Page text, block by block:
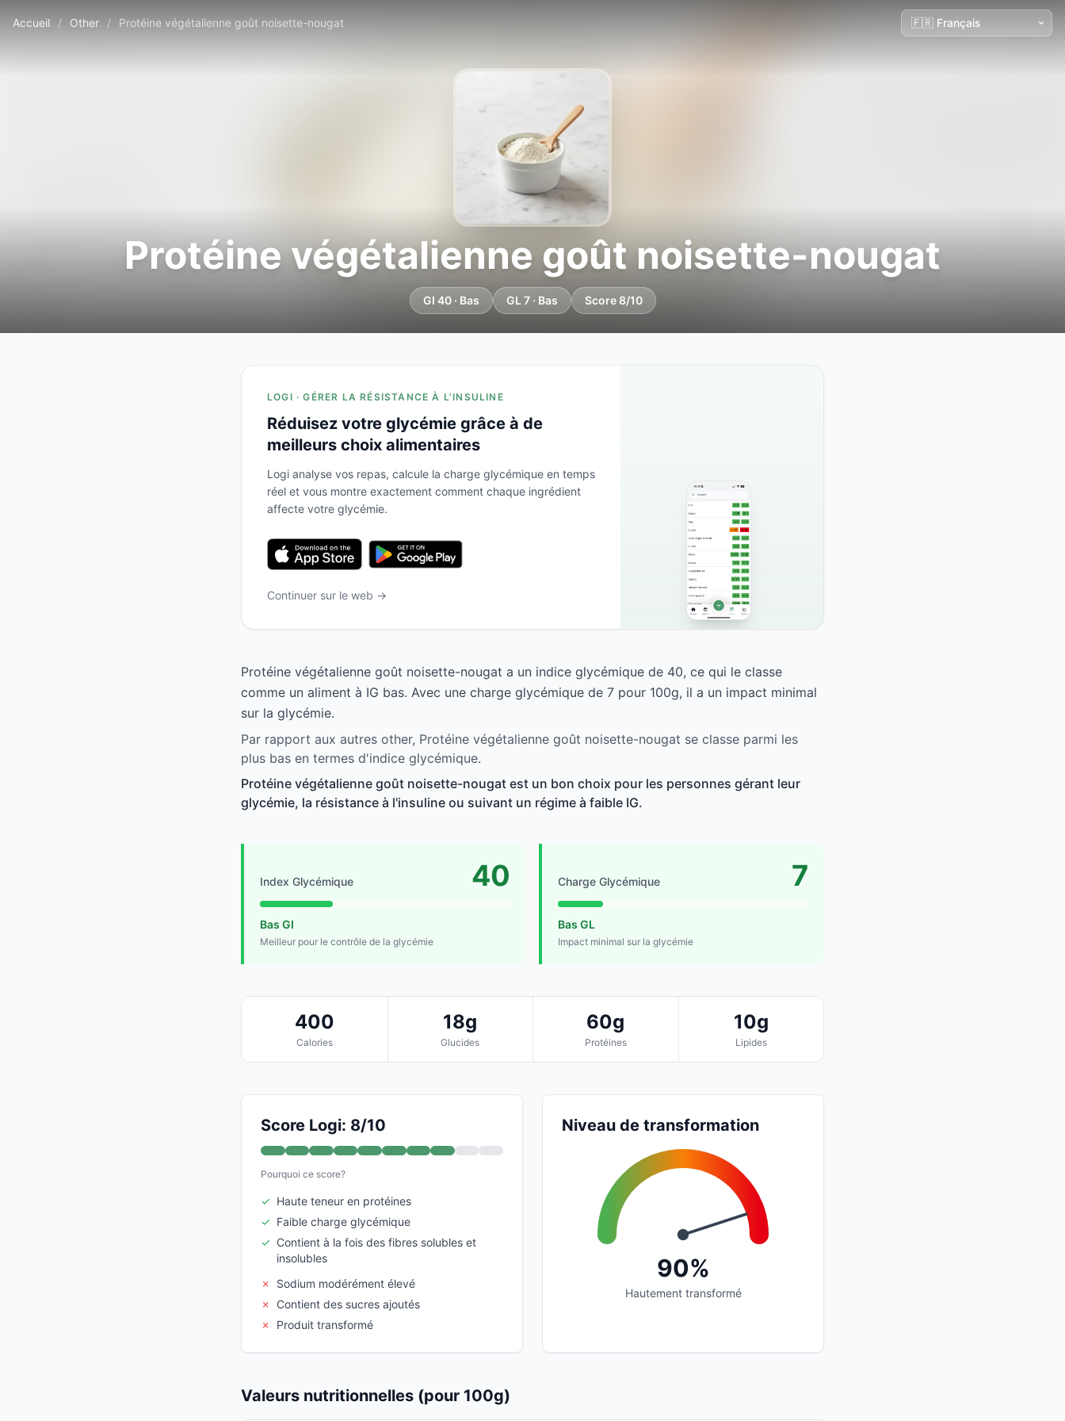
Accueil / Other / Protéine végétalienne goût noisette-nougat
Protéine végétalienne goût noisette-nougat
GI 40 · Bas GL 7 · Bas Score 8/10
LOGI · GÉRER LA RÉSISTANCE À L'INSULINE
Réduisez votre glycémie grâce à de
meilleurs choix alimentaires
Logi analyse vos repas, calcule la charge glycémique en temps
réel et vous montre exactement comment chaque ingrédient
affecte votre glycémie.
Continuer sur le web →
Protéine végétalienne goût noisette-nougat a un indice glycémique de 40, ce qui le classe
comme un aliment à IG bas. Avec une charge glycémique de 7 pour 100g, il a un impact minimal
sur la glycémie.
Par rapport aux autres other, Protéine végétalienne goût noisette-nougat se classe parmi les
plus bas en termes d'indice glycémique.
Protéine végétalienne goût noisette-nougat est un bon choix pour les personnes gérant leur
glycémie, la résistance à l'insuline ou suivant un régime à faible IG.
Index Glycémique 40
Bas GI
Meilleur pour le contrôle de la glycémie
Charge Glycémique 7
Bas GL
Impact minimal sur la glycémie
400
Calories
18g
Glucides
60g
Protéines
10g
Lipides
Score Logi: 8/10
Pourquoi ce score?
✓ Haute teneur en protéines
✓ Faible charge glycémique
✓ Contient à la fois des fibres solubles et
insolubles
✗
Sodium modérément élevé
✗
Contient des sucres ajoutés
✗
Produit transformé
Niveau de transformation
90%
Hautement transformé
Valeurs nutritionnelles (pour 100g)